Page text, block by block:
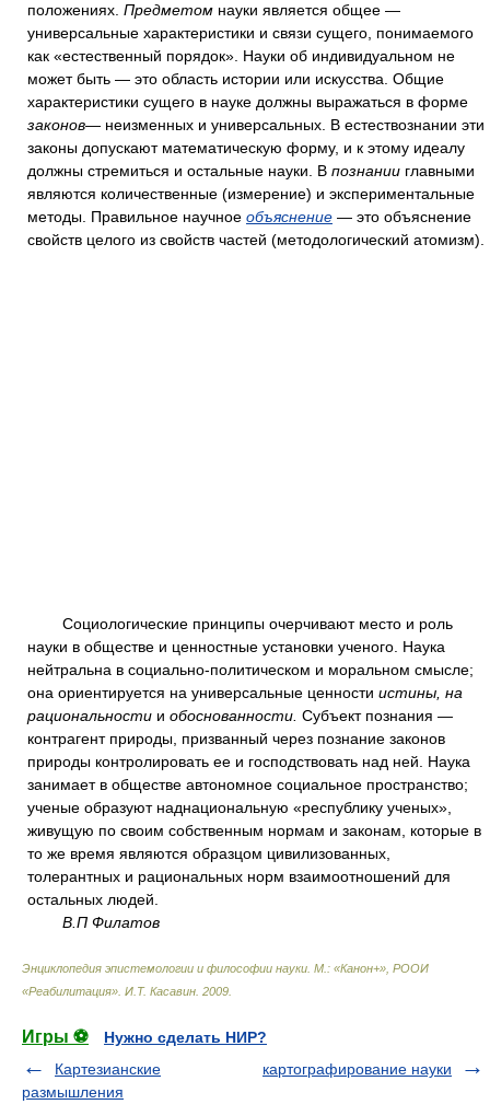
положениях. Предметом науки является общее —
универсальные характеристики и связи сущего, понимаемого
как «естественный порядок». Науки об индивидуальном не
может быть — это область истории или искусства. Общие
характеристики сущего в науке должны выражаться в форме
законов— неизменных и универсальных. В естествознании эти
законы допускают математическую форму, и к этому идеалу
должны стремиться и остальные науки. В познании главными
являются количественные (измерение) и экспериментальные
методы. Правильное научное объяснение — это объяснение
свойств целого из свойств частей (методологический атомизм).
Социологические принципы очерчивают место и роль
науки в обществе и ценностные установки ученого. Наука
нейтральна в социально-политическом и моральном смысле;
она ориентируется на универсальные ценности истины, на
рациональности и обоснованности. Субъект познания —
контрагент природы, призванный через познание законов
природы контролировать ее и господствовать над ней. Наука
занимает в обществе автономное социальное пространство;
ученые образуют наднациональную «республику ученых»,
живущую по своим собственным нормам и законам, которые в
то же время являются образцом цивилизованных,
толерантных и рациональных норм взаимоотношений для
остальных людей.
В.П Филатов
Энциклопедия эпистемологии и философии науки. М.: «Канон+», РООИ
«Реабилитация» И.Т. Касавин 2009
Игры ⚽
Нужно сделать НИР?
Картезианские
размышления
картографирование науки